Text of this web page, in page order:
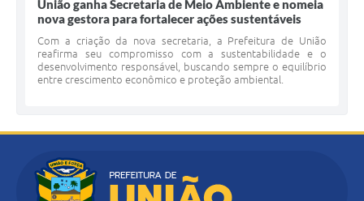
União ganha Secretaria de Meio Ambiente e nomeia
nova gestora para fortalecer ações sustentáveis
Com a criação da nova secretaria, a Prefeitura de União
reafirma seu compromisso com a sustentabilidade e o
desenvolvimento responsável, buscando sempre o equilíbrio
entre crescimento econômico e proteção ambiental.